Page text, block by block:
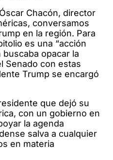
Chacón, director
conversamos
en la región. Para
es una “acción
opacar la
Senado con estas
Trump se encargó
que dejó su
con un gobierno en
la agenda
salva a cualquier
en materia